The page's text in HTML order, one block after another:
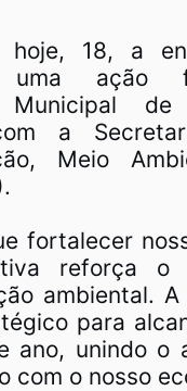
hoje, 18, a
uma ação
Municipal
a
Meio
fortalecer
reforça o
ambiental.
para
ano, unindo o
com o nosso